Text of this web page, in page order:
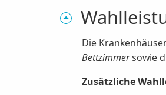
Die
Bettzimmersowie
Zusätzliche